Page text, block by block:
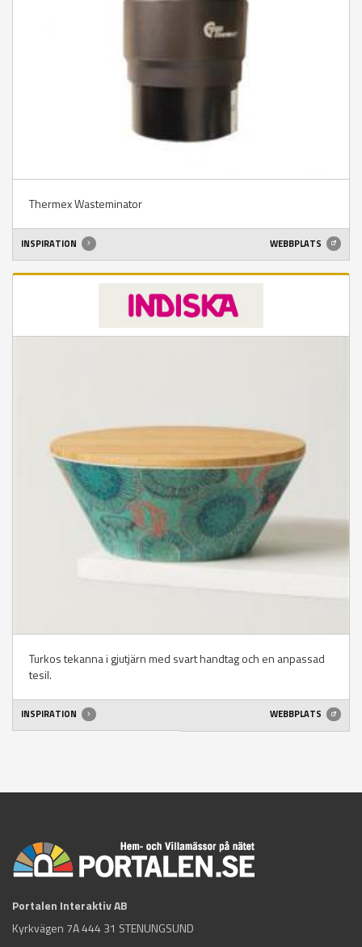
Thermex Wasteminator
INSPIRATION WEBBPLATS
Turkos tekanna i gjutjärn med svart handtag och en anpassad
tesil.
INSPIRATION WEBBPLATS
Portalen Interaktiv AB
Kyrkvägen 7A 444 31 STENUNGSUND